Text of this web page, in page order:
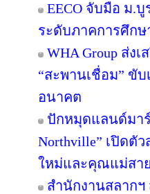
EECO จับมือ ม.
ระดับภาคการศึก
WHA Group ส่ง
“สะพานเชื่อม” ขั
อนาคต
ปักหมุดแลนด์มาร์
Northville” เปิดตั
ใหม่และคุณแม่สา
สำนักงานสลากฯ